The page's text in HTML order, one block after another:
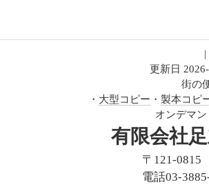
|
更新日
街の
・ 大型コピー ・ 製本コピ
オンデマ
有限会社
〒121-
電話03-